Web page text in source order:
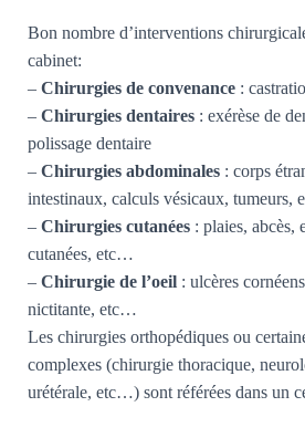
Bon nombre d’interventions
cabinet:
– Chirurgies de convenance :
– Chirurgies dentaires : exérèse de
polissage dentaire
– Chirurgies abdominales : corps
intestinaux, calculs vésicaux, tumeurs,
– Chirurgies cutanées : plaies, abcès,
cutanées, etc…
– Chirurgie de l’oeil : ulcères
nictitante, etc…
Les chirurgies orthopédiques ou
complexes (chirurgie thoracique,
urétérale, etc…) sont référées dans un